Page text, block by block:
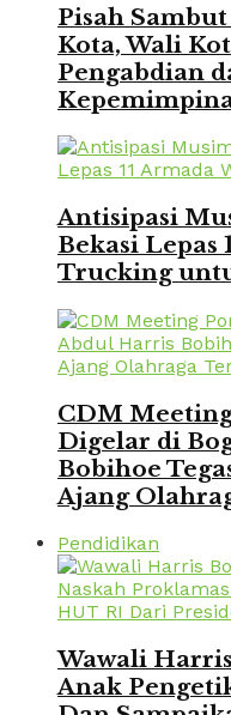
Pisah
Kota, Wali
Pengabdian
Antisipasi
Bekasi Lepas
Trucking
CDM
Digelar di
Bobihoe
Ajang
Pendidikan
Wawali
Anak